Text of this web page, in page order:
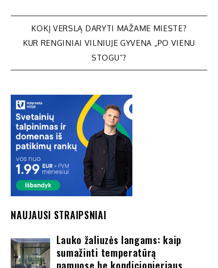
Navigacija
įrašų
KOKĮ VERSLĄ DARYTI MAŽAME MIESTE?
KUR RENGINIAI VILNIUJE GYVENA „PO VIENU
STOGU“?
NAUJAUSI STRAIPSNIAI
Lauko žaliuzės langams: kaip
sumažinti temperatūrą
namuose be kondicionieriaus